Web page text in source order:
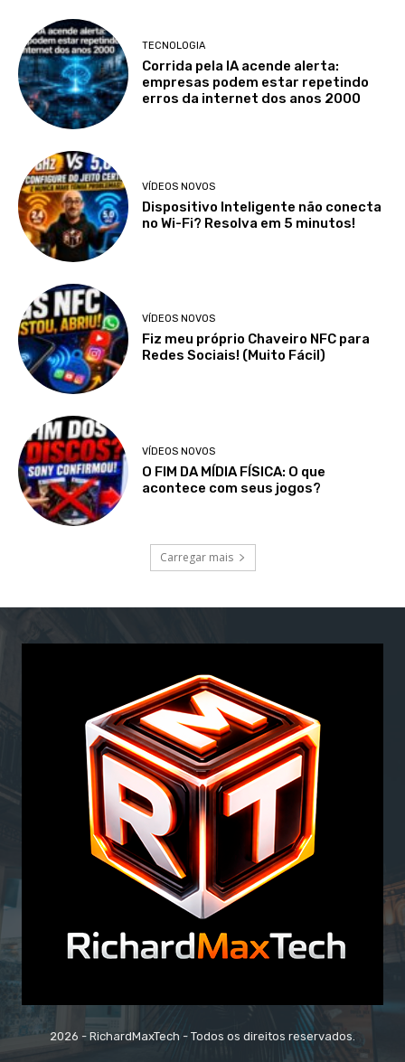
TECNOLOGIA
Corrida pela IA acende alerta:
empresas podem estar repetindo
erros da internet dos anos 2000
VÍDEOS NOVOS
Dispositivo Inteligente não conecta
no Wi-Fi? Resolva em 5 minutos!
VÍDEOS NOVOS
Fiz meu próprio Chaveiro NFC para
Redes Sociais! (Muito Fácil)
VÍDEOS NOVOS
O FIM DA MÍDIA FÍSICA: O que
acontece com seus jogos?
Carregar mais
2026 - RichardMaxTech - Todos os direitos reservados.